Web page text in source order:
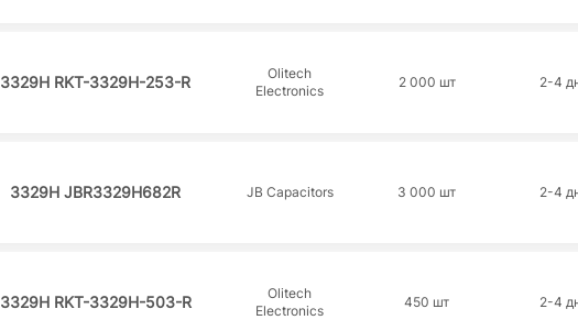
3329H RKT-3329H-253-R
Olitech
Electronics
2 000 шт 2-4
3329H JBR3329H682R JB Capacitors 3 000 шт 2-4
3329H RKT-3329H-503-R
Olitech
Electronics
450 шт 2-4